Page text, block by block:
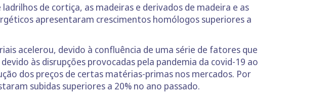
de cortiça, as madeiras e derivados de madeira e as
apresentaram crescimentos homólogos superiores a
acelerou, devido à confluência de uma série de fatores que
às disrupções provocadas pela pandemia da covid-19 ao
dos preços de certas matérias-primas nos mercados. Por
subidas superiores a 20% no ano passado.